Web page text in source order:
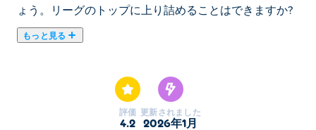
ょう。リーグのトップに上り詰めることはできますか?
もっと見る
製の釣り竿から始めて、魚を捕まえて売り、道具をアッ
プグレードして、希少で価値の高い獲物を釣り上げまし
ょう。コレクションを追跡し、友達と対戦して、誰が最
評価
4.2
更新されました
2026年1月